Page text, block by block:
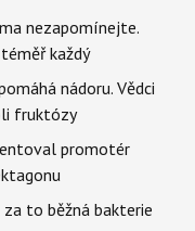
nezapomínejte.
každý
nádoru. Vědci
fruktózy
promotér
to běžná bakterie